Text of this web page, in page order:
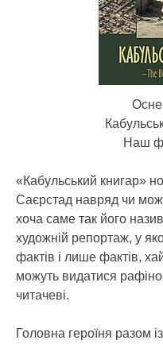
Осне
Наш
«Кабульський книгар»
Саєрстад навряд чи
хоча саме так його
художній репортаж, у
фактів і лише фактів,
можуть видатися
читачеві.
Головна героїня разом